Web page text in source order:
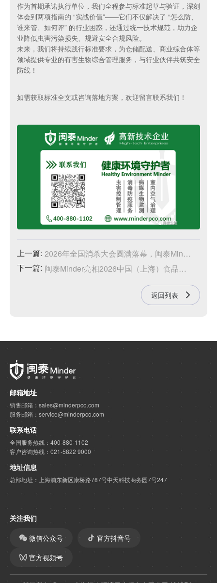
作为首期承诺执行单位，我们全程参与标准起草与验证，深刻
体会到两项指南的 “实战价值”——它们不仅解决了 “怎么防、
谁来管、如何评” 的行业困惑，还通过统一技术规范，助力企
业降低虫害污染损失、规避安全合规风险。
未来，我们将持续践行标准要求，为仓储配送、商业综合体等
领域提供专业的有害生物综合管理服务，与行业伙伴共筑安全
防线！
如需获取标准全文或咨询落地方案，欢迎留言联系我们！
上一篇:
2026年全国消杀大会圆满落幕，闽泰Minder专家团队精彩有害生物防制经验分享
下一篇:
闽泰Minder亮相2026中国（上海）食品安全与产业发展论坛，助力企业实现高效虫害风险管理
返回列表
邮箱地址
销售邮箱：sales@minderpco.com
服务邮箱：service@minderpco.com
联系电话
全国服务热线：400-880-1102
客户咨询热线：021-5822 9000
地址信息
总部地址：上海浦东新区康桥路787号中天科技商务园7号247
关注我们
微信公众号
官方抖音号
官方视频号